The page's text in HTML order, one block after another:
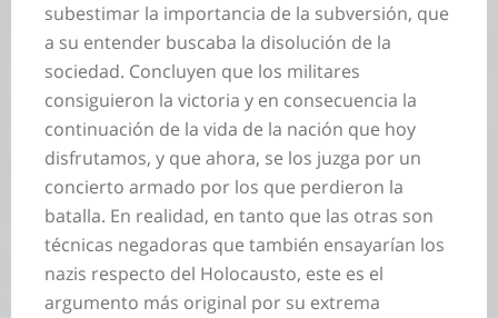
subestimar la importancia de la subversión, que
a su entender buscaba la disolución de la
sociedad. Concluyen que los militares
consiguieron la victoria y en consecuencia la
continuación de la vida de la nación que hoy
disfrutamos, y que ahora, se los juzga por un
concierto armado por los que perdieron la
batalla. En realidad, en tanto que las otras son
técnicas negadoras que también ensayarían los
nazis respecto del Holocausto, este es el
argumento más original por su extrema